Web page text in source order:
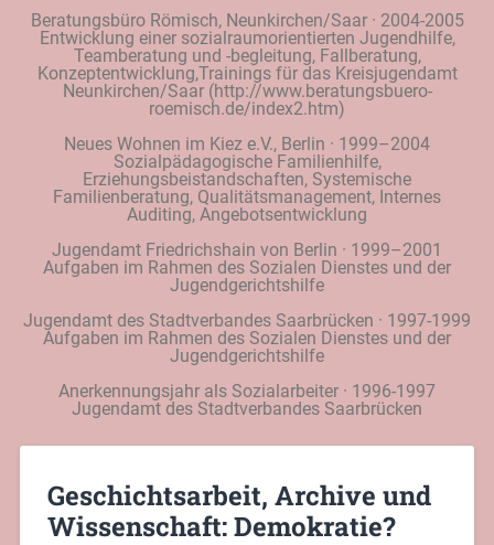
Beratungsbüro Römisch, Neunkirchen/Saar · 2004-2005
Entwicklung einer sozialraumorientierten Jugendhilfe,
Teamberatung und -begleitung, Fallberatung,
Konzeptentwicklung,Trainings für das Kreisjugendamt
Neunkirchen/Saar (http://www.beratungsbuero-
roemisch.de/index2.htm)
Neues Wohnen im Kiez e.V., Berlin · 1999–2004
Sozialpädagogische Familienhilfe,
Erziehungsbeistandschaften, Systemische
Familienberatung, Qualitätsmanagement, Internes
Auditing, Angebotsentwicklung
Jugendamt Friedrichshain von Berlin · 1999–2001
Aufgaben im Rahmen des Sozialen Dienstes und der
Jugendgerichtshilfe
Jugendamt des Stadtverbandes Saarbrücken · 1997-1999
Aufgaben im Rahmen des Sozialen Dienstes und der
Jugendgerichtshilfe
Anerkennungsjahr als Sozialarbeiter · 1996-1997
Jugendamt des Stadtverbandes Saarbrücken
Geschichtsarbeit, Archive und
Wissenschaft: Demokratie?